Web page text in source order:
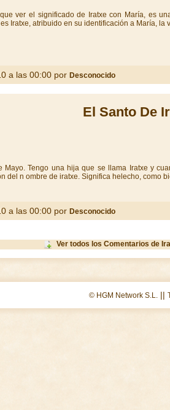
ver el significado de Iratxe con María, es
Iratxe, atribuido en su identificación a María, la
a las 00:00 por Desconocido
El Santo De
Mayo. Tengo una hija que se llama Iratxe y
del n ombre de iratxe. Significa helecho, como
a las 00:00 por Desconocido
Ver todos los Comentarios de
© HGM Network S.L. ||